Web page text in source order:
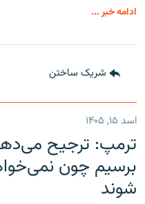
ادامه خبر ...
شریک ساختن
اسد ۱۵, ۱۴۰۵
ترمپ: ترجیح
برسیم چون
شوند